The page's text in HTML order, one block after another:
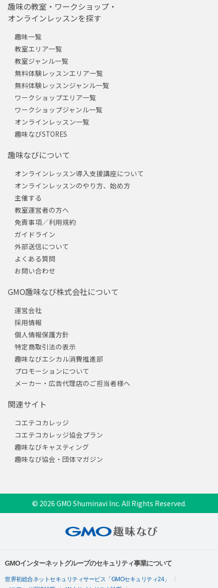
趣味の教室・ワークショップ・
オンラインレッスンを探す
趣味一覧
教室エリア一覧
教室ジャンル一覧
無料体験レッスンエリア一覧
無料体験レッスンジャンル一覧
ワークショップエリア一覧
ワークショップジャンル一覧
オンラインレッスン一覧
趣味なびSTORES
趣味なびについて
オンラインレッスン導入支援講座について
オンラインレッスンのやり方、始め方
主催する
教室運営者の方へ
免責事項／利用規約
ガイドライン
外部送信について
よくある質問
お問い合わせ
GMO趣味なび株式会社について
運営会社
採用情報
個人情報保護方針
特定商取引法の表示
趣味なびエシカル消費推進部
プロモーションについて
メーカー・広告代理店のご担当者様へ
関連サイト
コエテコカレッジ
コエテコカレッジ協会プラン
趣味なびキャスティング
趣味なび協会・団体マガジン
© 2026 GMO Shuminavi Inc. All Rights Reserved.